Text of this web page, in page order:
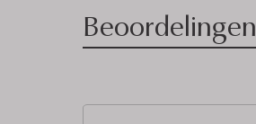
Beoordelingen